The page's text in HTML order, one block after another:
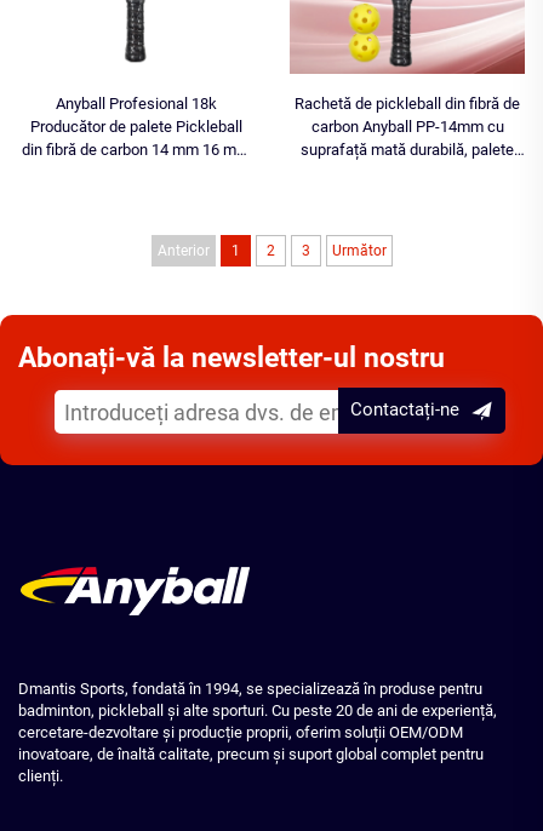
Anyball Profesional 18k
Producător de palete Pickleball
din fibră de carbon 14 mm 16 mm
Rachetă de pickleball din fibră de
carbon Anyball PP-14mm cu
suprafață mată durabilă, palete
Anterior 1 2 3 Următor
Abonați-vă la newsletter-ul nostru
Contactați-ne
Dmantis Sports, fondată în 1994, se specializează în produse pentru
badminton, pickleball și alte sporturi. Cu peste 20 de ani de experiență,
cercetare-dezvoltare și producție proprii, oferim soluții OEM/ODM
inovatoare, de înaltă calitate, precum și suport global complet pentru
clienți.